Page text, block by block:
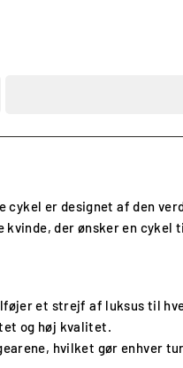
er designet af den
der ønsker en cykel
et strejf af luksus til
og høj kvalitet.
hvilket gør enhver